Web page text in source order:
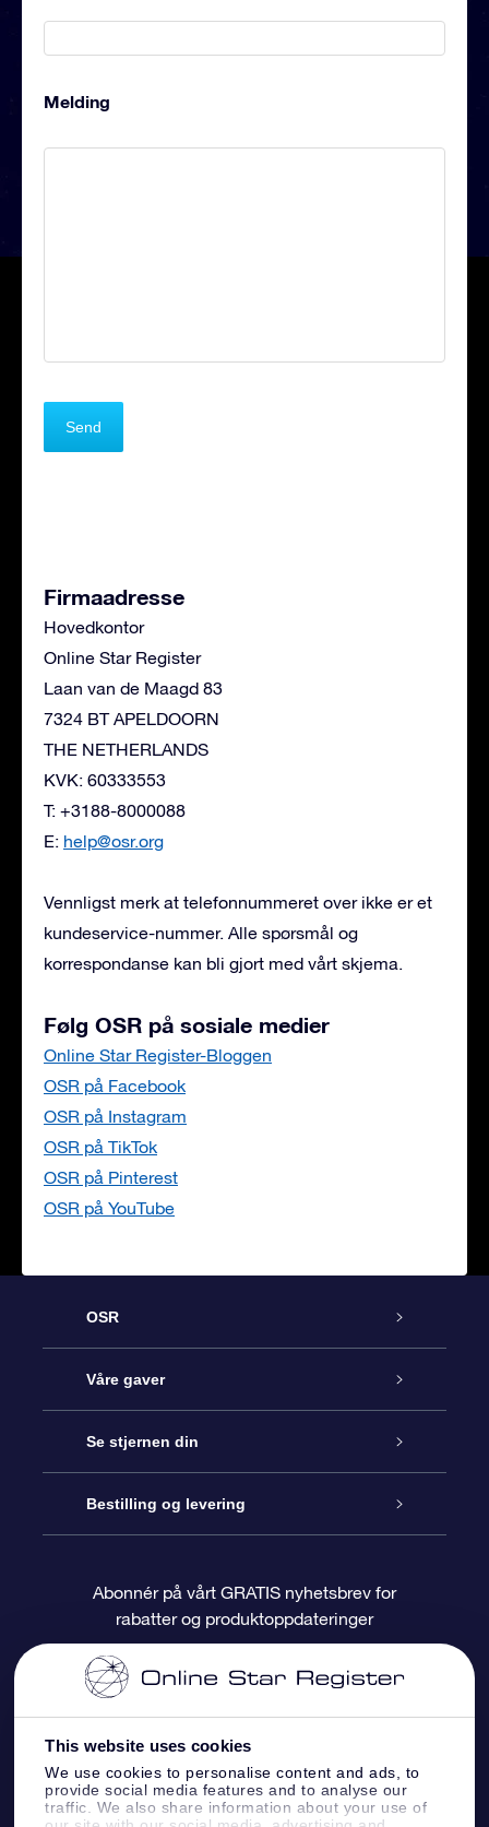
This website uses cookies
We use cookies to personalise content and ads, to
provide social media features and to analyse our
traffic. We also share information about your use of
Melding
Firmaadresse
Hovedkontor
Online Star Register
Laan van de Maagd 83
7324 BT APELDOORN
THE NETHERLANDS
KVK: 60333553
T: +3188-8000088
E: help@osr.org
Vennligst merk at telefonnummeret over ikke er et
kundeservice-nummer. Alle spørsmål og
korrespondanse kan bli gjort med vårt skjema.
Følg OSR på sosiale medier
Online Star Register-Bloggen
OSR på Facebook
OSR på Instagram
OSR på TikTok
OSR på Pinterest
OSR på YouTube
OSR
Kundeservice
Kontakt oss
Bloggen
Anmeldelser
Våre gaver
Online Stjernegave
OSR Gavepakke
OSR-gavekortet
Bedriftsgaver
Se stjernen din
Star Register
Pesontilpasset stjerneside
One Million Stars
OSR Starsaver
Fly me to the Stars VR-app
Bestilling og levering
Betalingsinformasjon
Fraktinformasjon
Returpolicy
Stjernebildene
Abonnér på vårt GRATIS nyhetsbrev for
rabatter og produktoppdateringer